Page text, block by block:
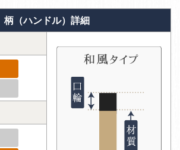
柄（ハンドル）詳細